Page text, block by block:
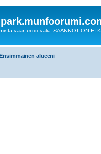
vaan ei oo väliä: SÄÄNNÖT ON EI
Ensimmäinen alueeni